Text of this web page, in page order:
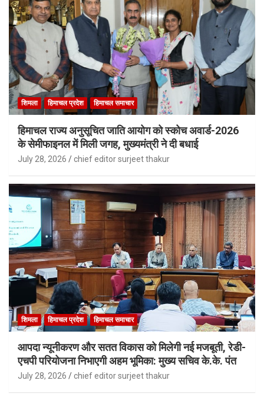
शिमला हिमाचल प्रदेश हिमाचल समाचार
हिमाचल राज्य अनुसूचित जाति आयोग को स्कोच अवार्ड-2026
के सेमीफाइनल में मिली जगह, मुख्यमंत्री ने दी बधाई
July 28, 2026 chief editor surjeet thakur
शिमला हिमाचल प्रदेश हिमाचल समाचार
आपदा न्यूनीकरण और सतत विकास को मिलेगी नई मजबूती, रेडी-
एचपी परियोजना निभाएगी अहम भूमिका: मुख्य सचिव के.के. पंत
July 28, 2026 chief editor surjeet thakur